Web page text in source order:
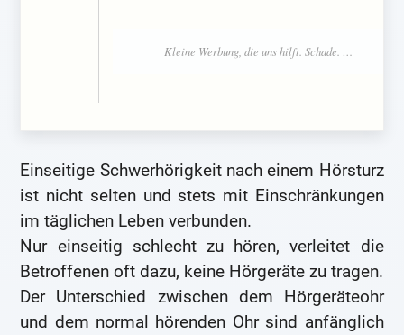
Einseitige Schwerhörigkeit nach einem Hörsturz
ist nicht selten und stets mit Einschränkungen
im täglichen Leben verbunden.
Nur einseitig schlecht zu hören, verleitet die
Betroffenen oft dazu, keine Hörgeräte zu tragen.
Der Unterschied zwischen dem Hörgeräteohr
und dem normal hörenden Ohr sind anfänglich